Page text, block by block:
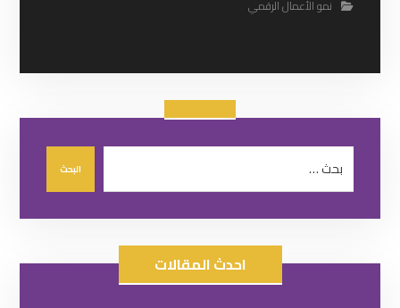
نمو الأعمال الرقمي
احدث المقالات